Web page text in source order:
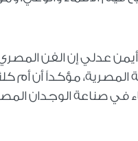
عدلي إن الفن
المصرية، مؤكداً أن
في صناعة الوجدان